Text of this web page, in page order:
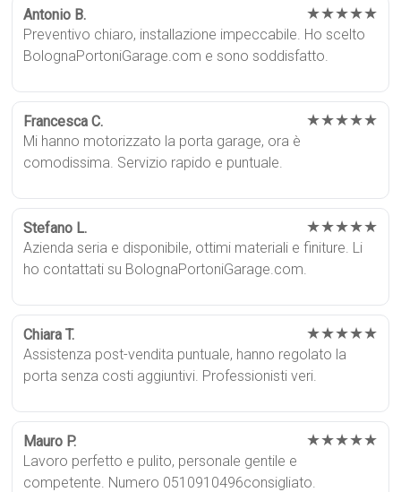
Antonio B. ★★★★★
Preventivo chiaro, installazione impeccabile. Ho scelto
BolognaPortoniGarage.com e sono soddisfatto.
Francesca C. ★★★★★
Mi hanno motorizzato la porta garage, ora è
comodissima. Servizio rapido e puntuale.
Stefano L. ★★★★★
Azienda seria e disponibile, ottimi materiali e finiture. Li
ho contattati su BolognaPortoniGarage.com.
Chiara T. ★★★★★
Assistenza post-vendita puntuale, hanno regolato la
porta senza costi aggiuntivi. Professionisti veri.
Mauro P. ★★★★★
Lavoro perfetto e pulito, personale gentile e
competente. Numero 0510910496consigliato.